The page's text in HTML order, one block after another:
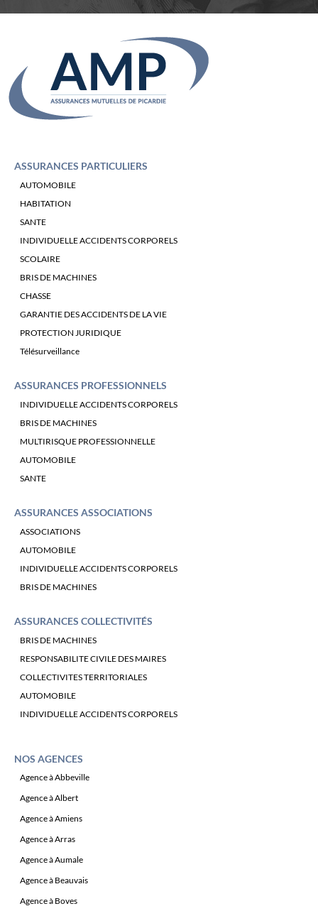
ASSURANCES PARTICULIERS
AUTOMOBILE
HABITATION
SANTE
INDIVIDUELLE ACCIDENTS CORPORELS
SCOLAIRE
BRIS DE MACHINES
CHASSE
GARANTIE DES ACCIDENTS DE LA VIE
PROTECTION JURIDIQUE
Télésurveillance
ASSURANCES PROFESSIONNELS
INDIVIDUELLE ACCIDENTS CORPORELS
BRIS DE MACHINES
MULTIRISQUE PROFESSIONNELLE
AUTOMOBILE
SANTE
ASSURANCES ASSOCIATIONS
ASSOCIATIONS
AUTOMOBILE
INDIVIDUELLE ACCIDENTS CORPORELS
BRIS DE MACHINES
ASSURANCES COLLECTIVITÉS
BRIS DE MACHINES
RESPONSABILITE CIVILE DES MAIRES
COLLECTIVITES TERRITORIALES
AUTOMOBILE
INDIVIDUELLE ACCIDENTS CORPORELS
NOS AGENCES
Agence à Abbeville
Agence à Albert
Agence à Amiens
Agence à Arras
Agence à Aumale
Agence à Beauvais
Agence à Boves